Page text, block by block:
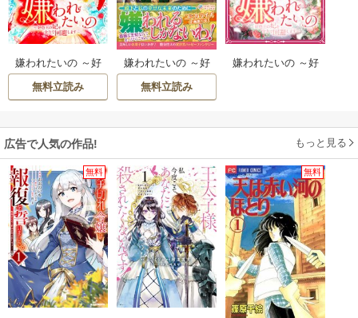
嫌われたいの ～好
色王の妃を全力で
回避します～ 【電
無料立読み
嫌われたいの ～好
色王の妃を全力で
回避します～
無料立読み
嫌われたいの ～好
広告で人気の作品! もっと見る
無料 無料